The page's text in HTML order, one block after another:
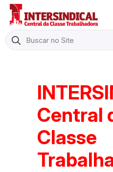
Search
for:
Central
Classe